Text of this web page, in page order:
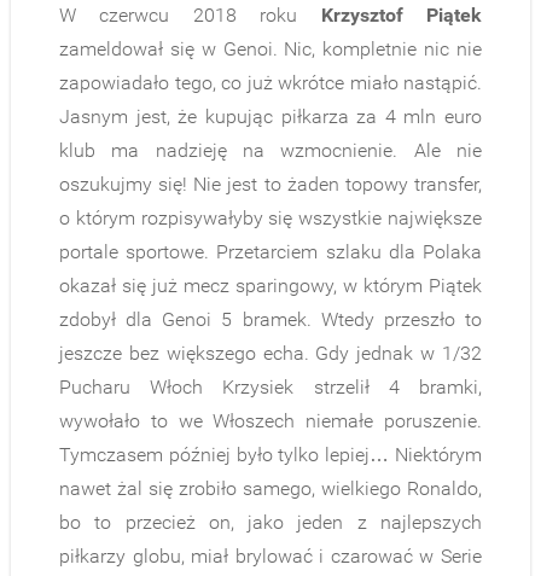
W czerwcu 2018 roku Krzysztof Piątek
zameldował się w Genoi. Nic, kompletnie nic nie
zapowiadało tego, co już wkrótce miało nastąpić.
Jasnym jest, że kupując piłkarza za 4 mln euro
klub ma nadzieję na wzmocnienie. Ale nie
oszukujmy się! Nie jest to żaden topowy transfer,
o którym rozpisywałyby się wszystkie największe
portale sportowe. Przetarciem szlaku dla Polaka
okazał się już mecz sparingowy, w którym Piątek
zdobył dla Genoi 5 bramek. Wtedy przeszło to
jeszcze bez większego echa. Gdy jednak w 1/32
Pucharu Włoch Krzysiek strzelił 4 bramki,
wywołało to we Włoszech niemałe poruszenie.
Tymczasem później było tylko lepiej… Niektórym
nawet żal się zrobiło samego, wielkiego Ronaldo,
bo to przecież on, jako jeden z najlepszych
piłkarzy globu, miał brylować i czarować w Serie